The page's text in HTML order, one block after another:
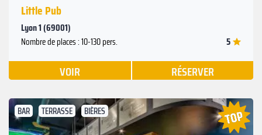
Little Pub
Lyon 1 (69001)
Nombre de places : 10-130 pers. 5
VOIR RÉSERVER
BAR TERRASSE BIÈRES